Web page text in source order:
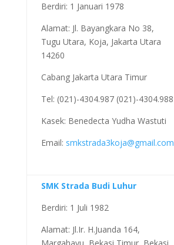
Berdiri: 1 Januari 1978
Alamat: Jl. Bayangkara No 38,
Tugu Utara, Koja, Jakarta Utara
14260
Cabang Jakarta Utara Timur
Tel: (021)-4304.987 (021)-4304.988
Kasek: Benedecta Yudha Wastuti
Email: smkstrada3koja@gmail.com
SMK Strada Budi Luhur
Berdiri: 1 Juli 1982
Alamat: Jl.Ir. H.Juanda 164,